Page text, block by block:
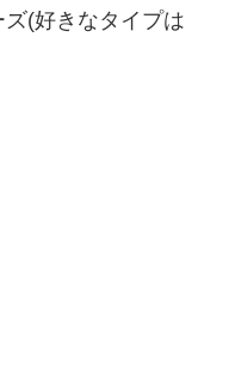
(好きなタイプは